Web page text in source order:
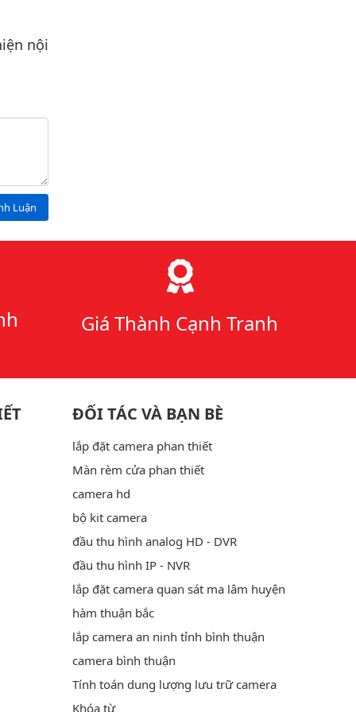
nội
Luận
Giá Thành Cạnh Tranh
ĐỐI TÁC VÀ BẠN BÈ
lắp đặt camera phan thiết
Màn rèm cửa phan thiết
camera hd
bộ kit camera
đầu thu hình analog HD - DVR
đầu thu hình IP - NVR
lắp đặt camera quan sát ma lâm huyện
hàm thuận bắc
lắp camera an ninh tỉnh bình thuận
camera bình thuận
Tính toán dung lượng lưu trữ camera
Khóa từ